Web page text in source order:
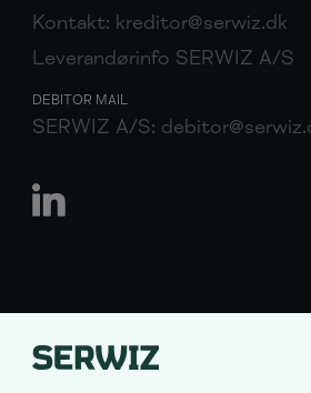
Kontakt: kreditor@serwiz.dk
Leverandørinfo SERWIZ A/S
DEBITOR MAIL
SERWIZ A/S: